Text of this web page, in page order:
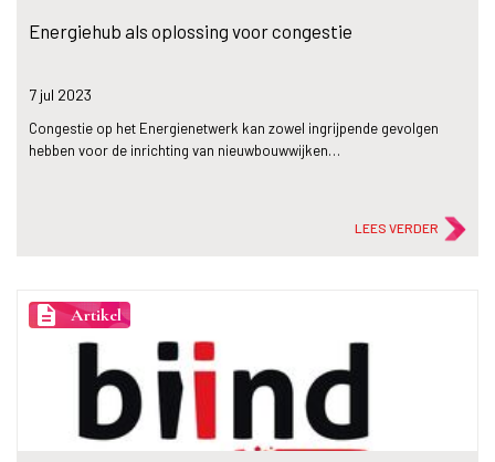
Energiehub als oplossing voor congestie
7 jul 2023
Congestie op het Energienetwerk kan zowel ingrijpende gevolgen
hebben voor de inrichting van nieuwbouwwijken…
LEES VERDER
description Artikel